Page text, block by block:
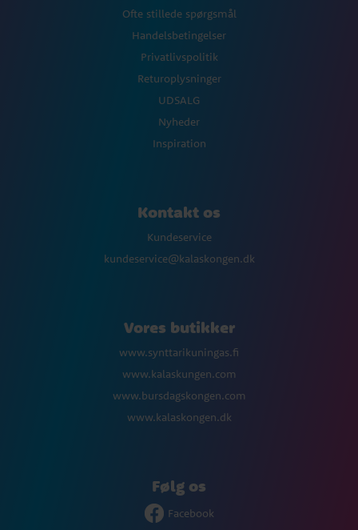
Ofte stillede spørgsmål
Handelsbetingelser
Privatlivspolitik
Returoplysninger
UDSALG
Nyheder
Inspiration
Kontakt os
Kundeservice
kundeservice@kalaskongen.dk
Vores butikker
www.synttarikuningas.fi
www.kalaskungen.com
www.bursdagskongen.com
www.kalaskongen.dk
Følg os
Facebook